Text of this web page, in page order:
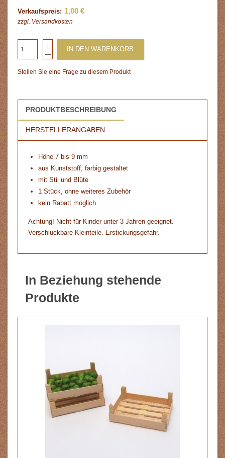
Verkaufspreis: 1,00 €
zzgl. Versandkosten
IN DEN WARENKORB
Stellen Sie eine Frage zu diesem Produkt
PRODUKTBESCHREIBUNG
HERSTELLERANGABEN
Höhe 7 bis 9 mm
aus Kunststoff, farbig gestaltet
mit Stil und Blüte
1 Stück, ohne weiteres Zubehör
kein Rabatt möglich
Achtung! Nicht für Kinder unter 3 Jahren geeignet.
Verschluckbare Kleinteile. Erstickungsgefahr.
In Beziehung stehende
Produkte